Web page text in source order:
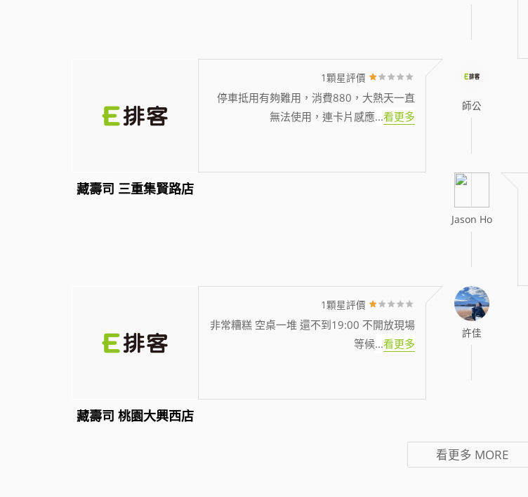
師公
1顆星評價
停車抵用有夠難用，消費880，大熱天一直
無法使用，連卡片感應...看更多
藏壽司 三重集賢路店
Jason Ho
許佳
1顆星評價
非常糟糕 空桌一堆 還不到19:00 不開放現場
等候...看更多
藏壽司 桃園大興西店
看更多 MORE